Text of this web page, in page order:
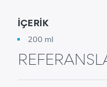
İÇERİK
200 ml